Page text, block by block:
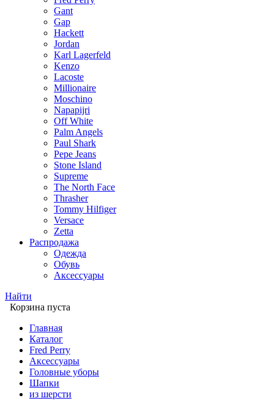
Gant
Gap
Hackett
Jordan
Karl Lagerfeld
Kenzo
Lacoste
Millionaire
Moschino
Napapijri
Off White
Palm Angels
Paul Shark
Pepe Jeans
Stone Island
Supreme
The North Face
Thrasher
Tommy Hilfiger
Versace
Zetta
Распродажа
Одежда
Обувь
Аксессуары
Найти
Корзина пуста
Главная
Каталог
Fred Perry
Аксессуары
Головные уборы
Шапки
из шерсти